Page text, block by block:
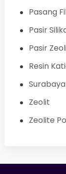
Pasang
Pasir
Pasir
Resin
Surabaya
Zeolit
Zeolite